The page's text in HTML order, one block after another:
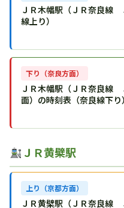
ＪＲ木幡駅（ＪＲ奈良線
線上り）
下り（奈良方面）
ＪＲ木幡駅（ＪＲ奈良線
面）の時刻表（奈良線下り）
ＪＲ黄檗駅
上り（京都方面）
ＪＲ黄檗駅（ＪＲ奈良線